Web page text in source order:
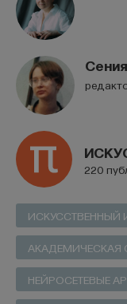
220
ИСКУССТВЕННЫЙ
АКАДЕМИЧЕСКАЯ
НЕЙРОСЕТЕВЫЕ